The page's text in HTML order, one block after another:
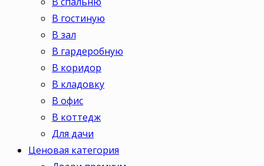
В гостиную
В зал
В гардеробную
В коридор
В кладовку
В офис
В коттедж
Для дачи
Ценовая категория